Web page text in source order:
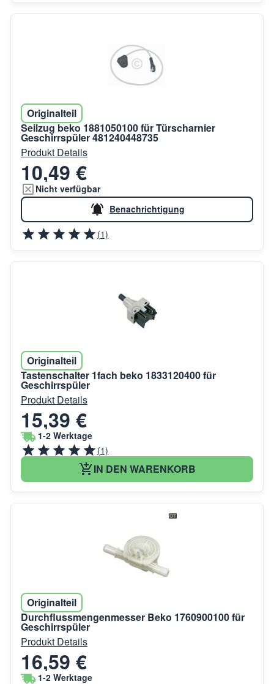
Originalteil
Seilzug beko 1881050100 für Türscharnier
Geschirrspüler 481240448735
Produkt Details
10,49 €
Nicht verfügbar
Benachrichtigung
(1)
Originalteil
Tastenschalter 1fach beko 1833120400 für
Geschirrspüler
Produkt Details
15,39 €
1-2 Werktage
(1)
IN DEN WARENKORB
Originalteil
Durchflussmengenmesser Beko 1760900100 für
Geschirrspüler
Produkt Details
16,59 €
1-2 Werktage